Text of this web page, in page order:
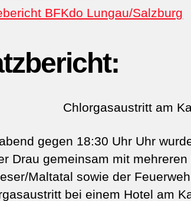
BFKdo Lungau/Salzburg
Chlorgasaustritt am
gegen 18:30 Uhr Uhr
Drau gemeinsam mit
Maltatal sowie der
bei einem Hotel am